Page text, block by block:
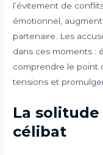
l’évitement de
émotionnel,
partenaire. Les
dans ces moments :
comprendre le point
tensions et
La
célibat